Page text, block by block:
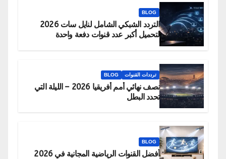
BLOG
التردد الشبكي الشامل لنايل سات 2026
لتحميل أكبر عدد قنوات دفعة واحدة
ترددات القنوات BLOG
نصف نهائي أمم أفريقيا 2026 – الليلة التي
تحدد البطل
BLOG
أفضل القنوات الرياضية المجانية في 2026